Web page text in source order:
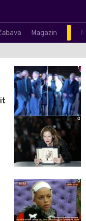
Magazin
1
0
0